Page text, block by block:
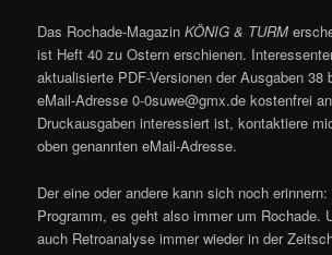
Das Rochade-MagazinKÖNIG & TURM
ist Heft 40 zu Ostern erschienen.
aktualisierte PDF-Versionen der Ausgaben 38
eMail-Adresse 0-0suwe@gmx.de kostenfrei
Druckausgaben interessiert ist, kontaktiere
oben genannten eMail-Adresse.
Der eine oder andere kann sich noch
Programm, es geht also immer um Rochade.
auch Retroanalyse immer wieder in der